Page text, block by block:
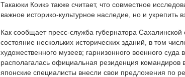
Такаюки Коикэ также считает, что совместное
важное историко-культурное наследие, но и укрепить
Как сообщает пресс-служба губернатора Сахалинской
состояние нескольких исторических зданий, в том
художественного музеев; гарнизонного военного
располагалась официальная резиденция командиров
японские специалисты внесли свои предложения по